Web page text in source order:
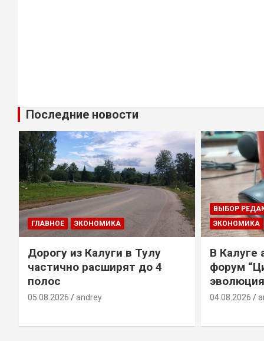
Последние новости
ГЛАВНОЕ ЭКОНОМИКА
Дорогу из Калуги в Тулу
частично расширят до 4
полос
05.08.2026 andrey
ВЫБОР
ЭКОНОМИКА
В Калуге
форум
04.08.2026